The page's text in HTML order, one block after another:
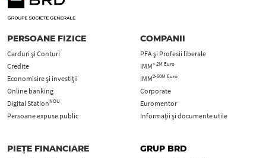
PERSOANE FIZICE
Carduri şi Conturi
Credite
Economisire și investiții
Online banking
Digital StationNOU
Persoane expuse public
COMPANII
PFA şi Profesii liberale
IMM< 2M Euro
IMM2-50M Euro
Corporate
Euromentor
Informații și documente utile
PIEȚE FINANCIARE GRUP BRD